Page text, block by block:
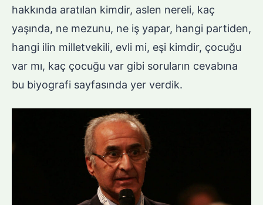
hakkında aratılan kimdir, aslen nereli, kaç
yaşında, ne mezunu, ne iş yapar, hangi partiden,
hangi ilin milletvekili, evli mi, eşi kimdir, çocuğu
var mı, kaç çocuğu var gibi soruların cevabına
bu biyografi sayfasında yer verdik.